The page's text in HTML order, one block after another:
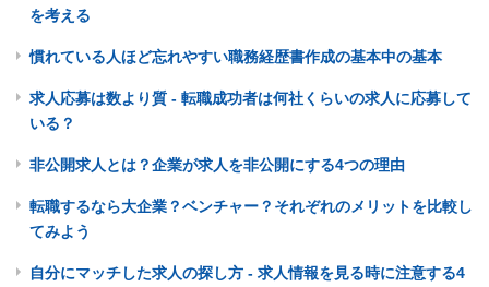
を考える
慣れている人ほど忘れやすい職務経歴書作成の基本中の基本
求人応募は数より質 - 転職成功者は何社くらいの求人に応募して
いる？
非公開求人とは？企業が求人を非公開にする4つの理由
転職するなら大企業？ベンチャー？それぞれのメリットを比較し
てみよう
自分にマッチした求人の探し方 - 求人情報を見る時に注意する4